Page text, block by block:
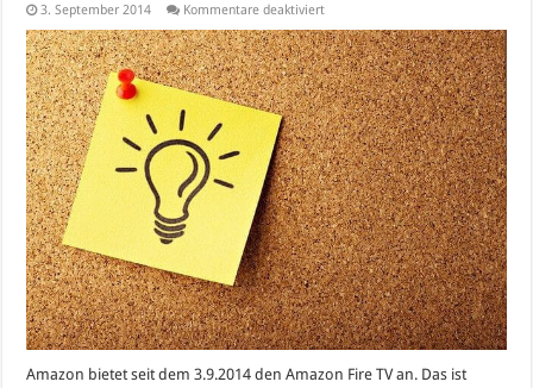
3. September 2014 Kommentare deaktiviertfür
Fire
TV
oder
Google
Chromecast?
Amazon bietet seit dem 3.9.2014 den Amazon Fire TV an. Das ist